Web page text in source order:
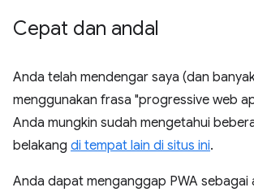
Cepat dan andal
Anda telah mendengar saya (dan
menggunakan frasa "progressive web
Anda mungkin sudah mengetahui
belakang di tempat lain di situs ini.
Anda dapat menganggap PWA sebagai